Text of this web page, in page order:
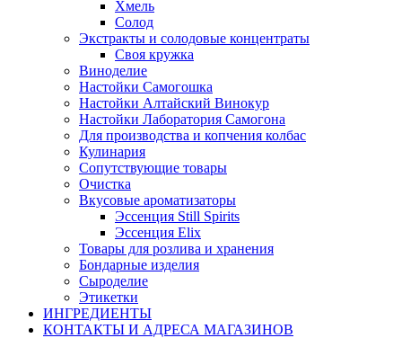
Хмель
Солод
Экстракты и солодовые концентраты
Своя кружка
Виноделие
Настойки Самогошка
Настойки Алтайский Винокур
Настойки Лаборатория Самогона
Для производства и копчения колбас
Кулинария
Сопутствующие товары
Очистка
Вкусовые ароматизаторы
Эссенция Still Spirits
Эссенция Elix
Товары для розлива и хранения
Бондарные изделия
Cыроделие
Этикетки
ИНГРЕДИЕНТЫ
КОНТАКТЫ И АДРЕСА МАГАЗИНОВ